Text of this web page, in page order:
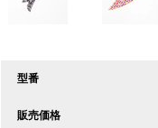
型番
販売価格